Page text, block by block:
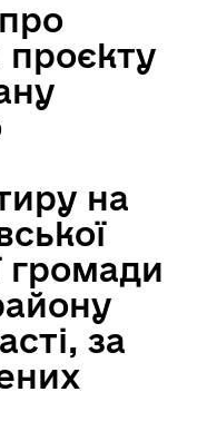
на
громади
за